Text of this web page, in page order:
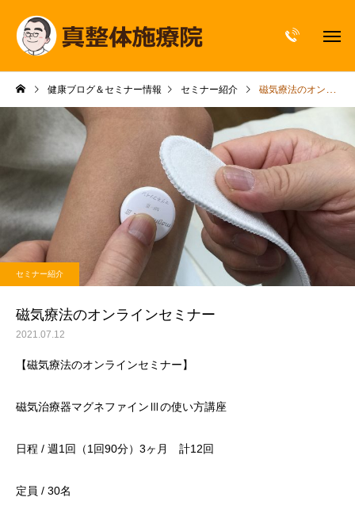
健康ブログ＆セミナー情報 セミナー紹介 磁気療法のオンラインセミナー
セミナー紹介
磁気療法のオンラインセミナー
2021.07.12
【磁気療法のオンラインセミナー】
磁気治療器マグネファインⅢの使い方講座
日程 / 週1回（1回90分）3ヶ月 計12回
定員 / 30名